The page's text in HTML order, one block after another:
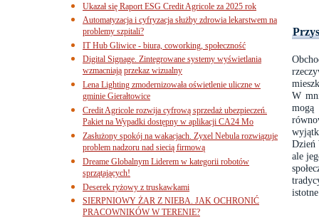
W
mogą
Dzień
ale
Ukazał się Raport ESG Credit Agricole za 2025 rok
Automatyzacja i cyfryzacja służby zdrowia lekarstwem na
problemy szpitali?
IT Hub Gliwice - biura, coworking, społeczność
Digital Signage. Zintegrowane systemy wyświetlania
wzmacniają przekaz wizualny
Lena Lighting zmodernizowała oświetlenie uliczne w
gminie Gierałtowice
Credit Agricole rozwija cyfrową sprzedaż ubezpieczeń.
Pakiet na Wypadki dostępny w aplikacji CA24 Mo
Zasłużony spokój na wakacjach. Zyxel Nebula rozwiązuje
problem nadzoru nad siecią firmową
Dreame Globalnym Liderem w kategorii robotów
sprzątających!
Deserek ryżowy z truskawkami
SIERPNIOWY ŻAR Z NIEBA. JAK OCHRONIĆ
PRACOWNIKÓW W TERENIE?